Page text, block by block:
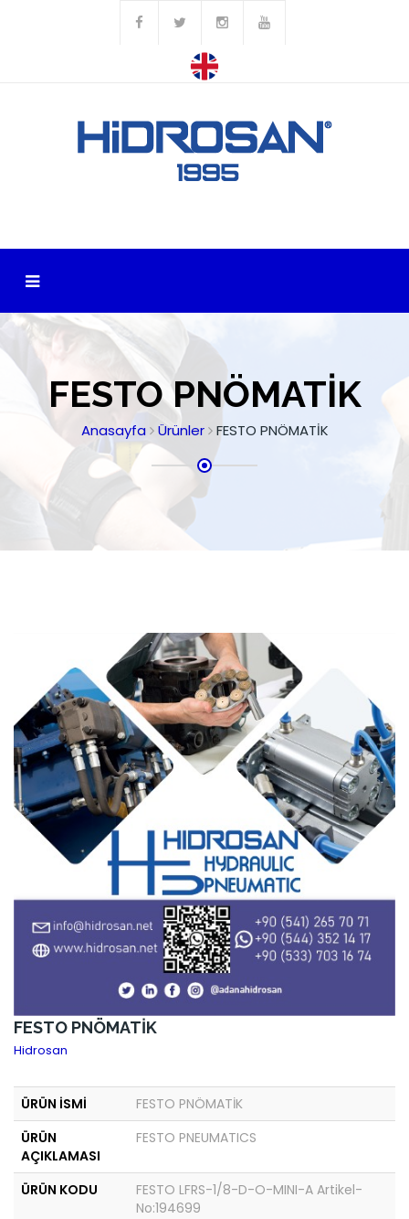
FESTO PNÖMATİK
Anasayfa Ürünler FESTO PNÖMATİK
FESTO PNÖMATİK
Hidrosan
ÜRÜN İSMİ
FESTO PNÖMATİK
ÜRÜN
AÇIKLAMASI
FESTO PNEUMATICS
ÜRÜN KODU
FESTO LFRS-1/8-D-O-MINI-A Artikel-
No:194699